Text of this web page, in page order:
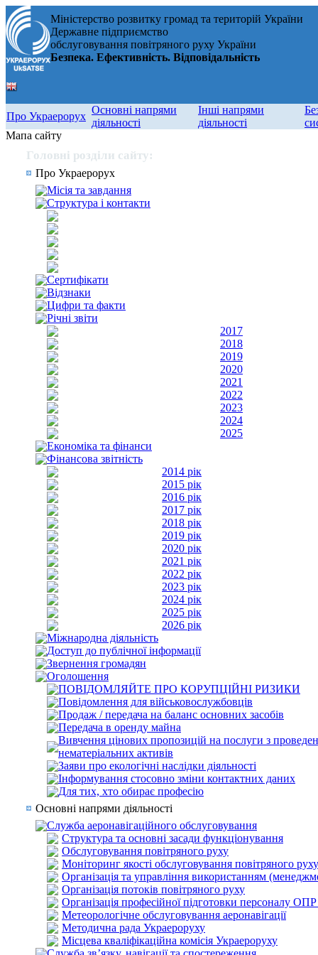
Міністерство розвитку громад та територій України
Державне підприємство
обслуговування повітряного руху України
Безпека. Ефективність. Відповідальність
Про Украерорух
Основні напрями
діяльності
Інші напрями
діяльності
Мапа сайту
Головні розділи сайту:
Про Украерорух
Місія та завдання
Структура і контакти
Сертифікати
Відзнаки
Цифри та факти
Річні звіти
2017
2018
2019
2020
2021
2022
2023
2024
2025
Економіка та фінанси
Фінансова звітність
2014 рік
2015 рік
2016 рік
2017 рік
2018 рік
2019 рік
2020 рік
2021 рік
2022 рік
2023 рік
2024 рік
2025 рік
2026 рік
Міжнародна діяльність
Доступ до публічної інформації
Звернення громадян
Оголошення
ПОВІДОМЛЯЙТЕ ПРО КОРУПЦІЙНІ РИЗИКИ
Повідомлення для військовослужбовців
Продаж / передача на баланс основних засобів
Передача в оренду майна
Вивчення цінових пропозицій на послуги з
нематеріальних активів
Заяви про екологічні наслідки діяльності
Інформування стосовно зміни контактних даних
Для тих, хто обирає професію
Основні напрями діяльності
Служба аеронавігаційного обслуговування
Структура та основні засади функціонування
Обслуговування повітряного руху
Моніторинг якості обслуговування повітряного руху
Організація та управління використанням
Організація потоків повітряного руху
Організація професійної підготовки персоналу
Метеорологічне обслуговування аеронавігації
Методична рада Украероруху
Місцева кваліфікаційна комісія Украероруху